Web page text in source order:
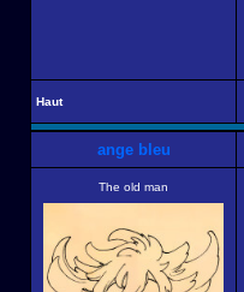
Haut
ange bleu
The old man